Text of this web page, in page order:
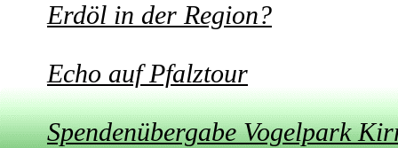
Erdöl in der Region?
Echo auf Pfalztour
Spendenübergabe Vogelpark